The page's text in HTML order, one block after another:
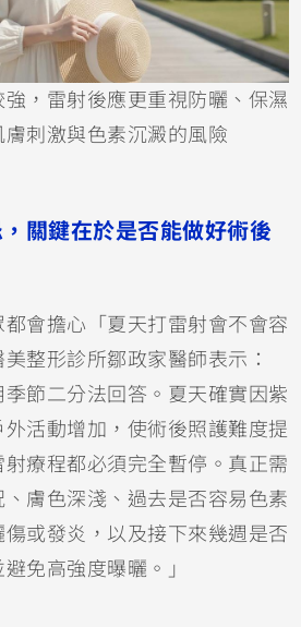
，雷射後應更重視防曬、保濕
刺激與色素沉澱的風險
關鍵在於是否能做好術後
會擔心「夏天打雷射會不會容
整形診所鄒政家醫師表示：
季節二分法回答。夏天確實因紫
活動增加，使術後照護難度提
療程都必須完全暫停。真正需
膚色深淺、過去是否容易色素
或發炎，以及接下來幾週是否
免高強度曝曬。」